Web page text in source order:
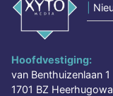
Hoofdvestiging:
van Benthuizenlaan 1
1701 BZ